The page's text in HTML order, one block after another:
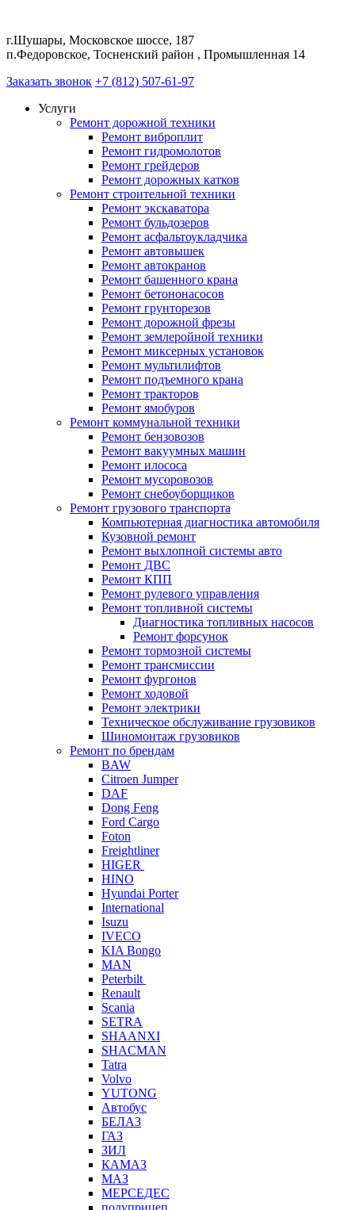
г.Шушары, Московское шоссе, 187
п.Федоровское, Тосненский район , Промышленная 14
Заказать звонок +7 (812) 507-61-97
Услуги
Ремонт дорожной техники
Ремонт виброплит
Ремонт гидромолотов
Ремонт грейдеров
Ремонт дорожных катков
Ремонт строительной техники
Ремонт экскаватора
Ремонт бульдозеров
Ремонт асфальтоукладчика
Ремонт автовышек
Ремонт автокранов
Ремонт башенного крана
Ремонт бетононасосов
Ремонт грунторезов
Ремонт дорожной фрезы
Ремонт землеройной техники
Ремонт миксерных установок
Ремонт мультилифтов
Ремонт подъемного крана
Ремонт тракторов
Ремонт ямобуров
Ремонт коммунальной техники
Ремонт бензовозов
Ремонт вакуумных машин
Ремонт илососа
Ремонт мусоровозов
Ремонт снебоуборщиков
Ремонт грузового транспорта
Компьютерная диагностика автомобиля
Кузовной ремонт
Ремонт выхлопной системы авто
Ремонт ДВС
Ремонт КПП
Ремонт рулевого управления
Ремонт топливной системы
Диагностика топливных насосов
Ремонт форсунок
Ремонт тормозной системы
Ремонт трансмиссии
Ремонт фургонов
Ремонт ходовой
Ремонт электрики
Техническое обслуживание грузовиков
Шиномонтаж грузовиков
Ремонт по брендам
BAW
Citroen Jumper
DAF
Dong Feng
Ford Cargo
Foton
Freightliner
HIGER
HINO
Hyundai Porter
International
Isuzu
IVECO
KIA Bongo
MAN
Peterbilt
Renault
Scania
SETRA
SHAANXI
SHACMAN
Tatra
Volvo
YUTONG
Автобус
БЕЛАЗ
ГАЗ
ЗИЛ
КАМАЗ
МАЗ
МЕРСЕДЕС
полуприцеп